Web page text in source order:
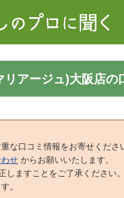
アージュ)大阪店の
な口コミ情報をお寄せくださ
せ からお願いいたします。
しますことをご了承ください
。